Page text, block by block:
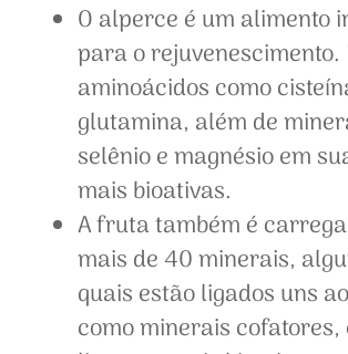
O alperce é um alimento
para o rejuvenescimento.
aminoácidos como
glutamina, além de
selênio e magnésio em
mais bioativas.
A fruta também é
mais de 40 minerais,
quais estão ligados uns
como minerais